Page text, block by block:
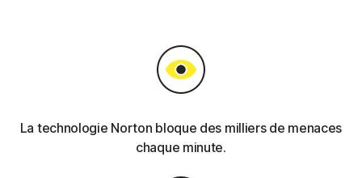
La technologie Norton bloque des milliers de menaces
chaque minute.